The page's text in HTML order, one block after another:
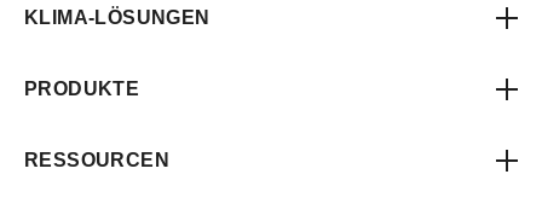
KLIMA-LÖSUNGEN
PRODUKTE
RESSOURCEN